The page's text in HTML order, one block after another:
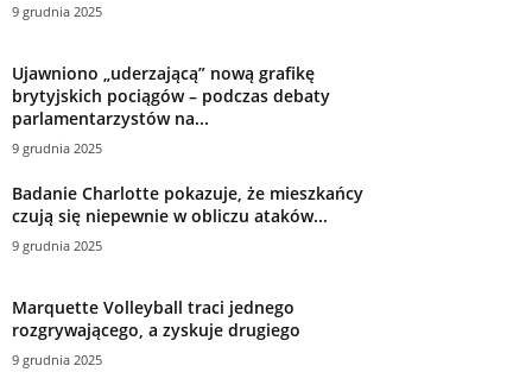
9 grudnia 2025
Ujawniono „uderzającą” nową grafikę
brytyjskich pociągów – podczas debaty
parlamentarzystów na...
9 grudnia 2025
Badanie Charlotte pokazuje, że mieszkańcy
czują się niepewnie w obliczu ataków...
9 grudnia 2025
Marquette Volleyball traci jednego
rozgrywającego, a zyskuje drugiego
9 grudnia 2025